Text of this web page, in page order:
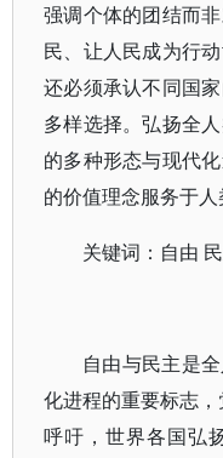
强调个体的团结而
民、让人民成为行
还必须承认不同国
多样选择。弘扬全
的多种形态与现代
的价值理念服务于人
关键词：自由
自由与民主是
化进程的重要标志
呼吁，世界各国弘